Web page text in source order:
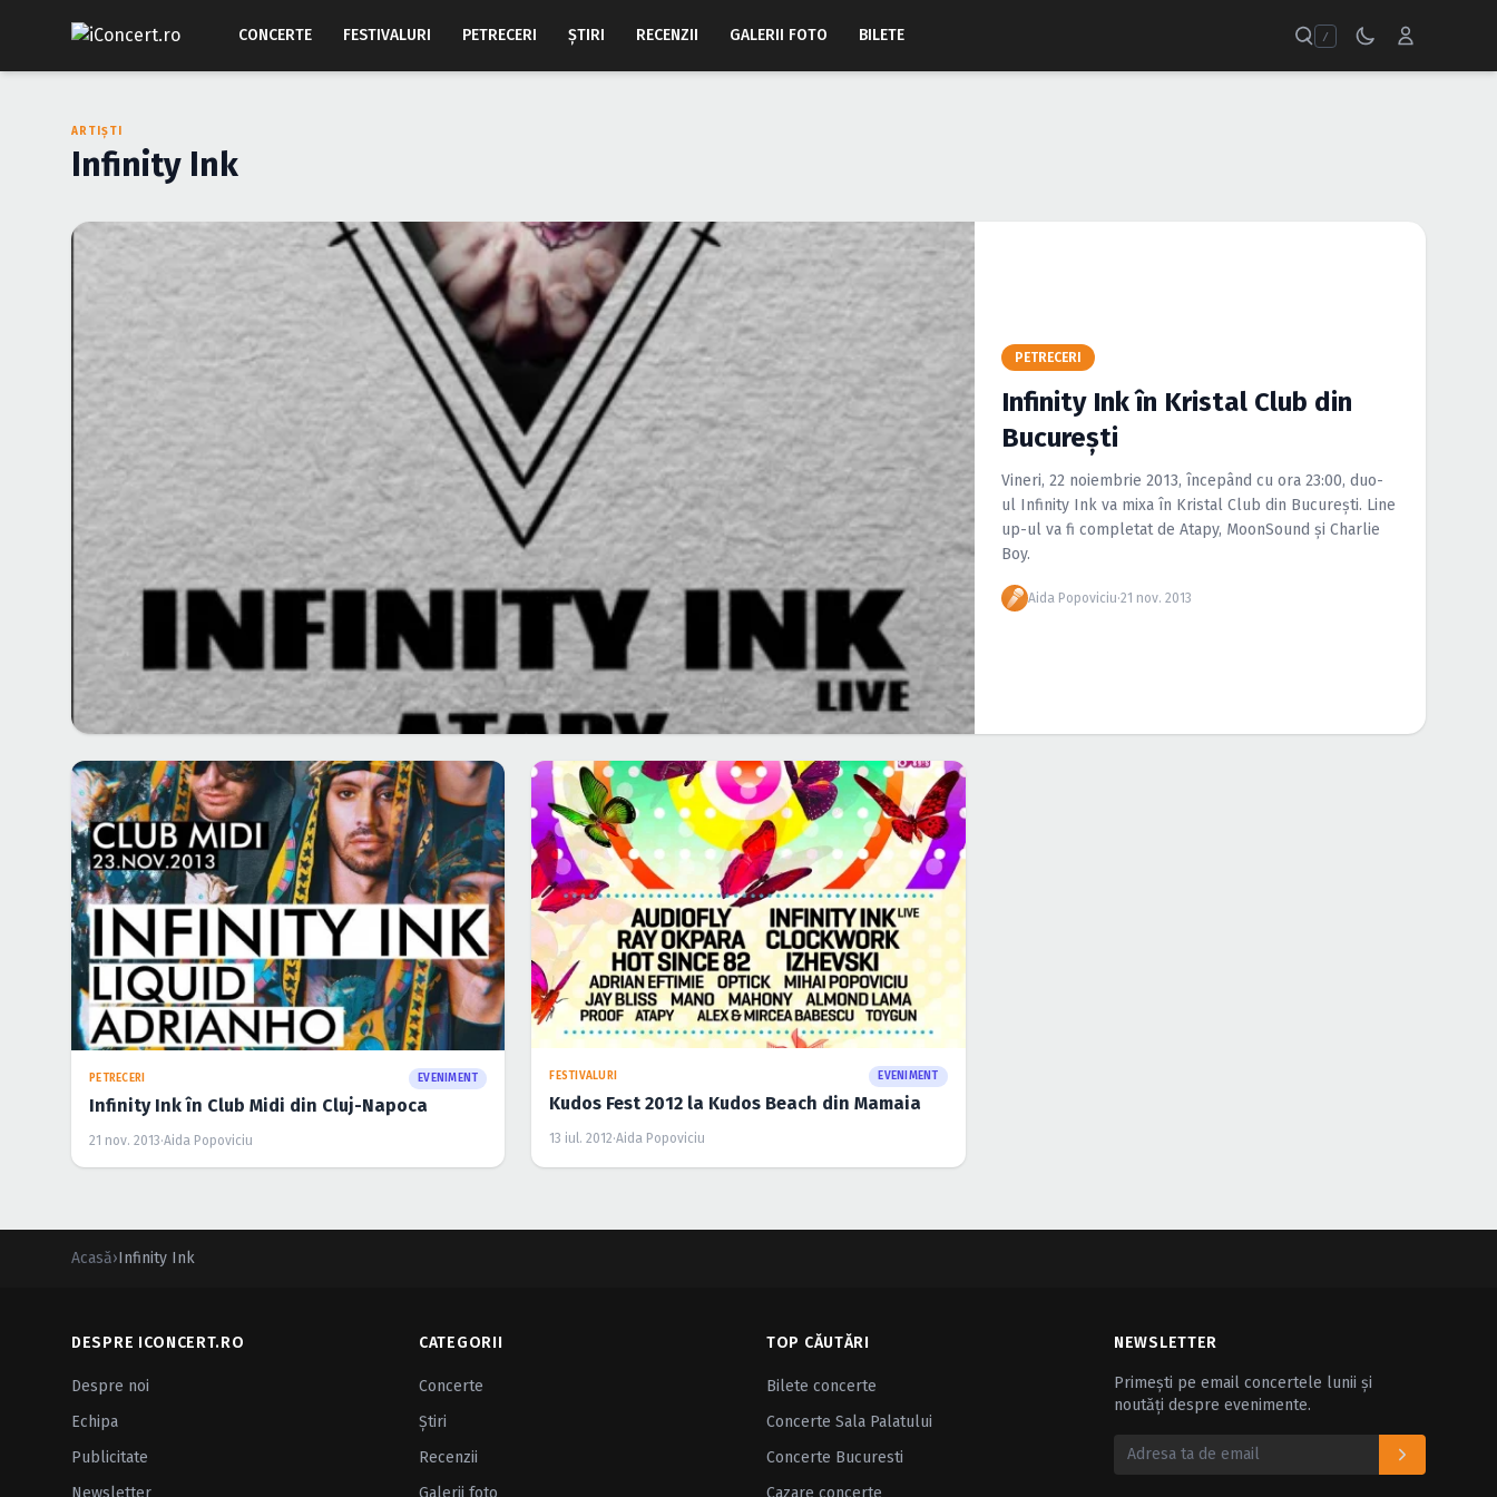
CONCERTE FESTIVALURI PETRECERI ŞTIRI RECENZII GALERII FOTO BILETE /
ARTIȘTI
Infinity Ink
PETRECERI
Infinity Ink în Kristal Club din
Bucureşti
Vineri, 22 noiembrie 2013, începând cu ora 23:00, duo-
ul Infinity Ink va mixa în Kristal Club din Bucureşti. Line
up-ul va fi completat de Atapy, MoonSound şi Charlie
Boy.
Aida Popoviciu·21 nov. 2013
PETRECERI EVENIMENT
Infinity Ink în Club Midi din Cluj-Napoca
21 nov. 2013·Aida Popoviciu
FESTIVALURI EVENIMENT
Kudos Fest 2012 la Kudos Beach din Mamaia
13 iul. 2012·Aida Popoviciu
Acasă›Infinity Ink
DESPRE ICONCERT.RO
Despre noi
Echipa
Publicitate
CATEGORII
Concerte
Ştiri
Recenzii
TOP CĂUTĂRI
Bilete concerte
Concerte Sala Palatului
Concerte Bucuresti
NEWSLETTER
Primești pe email concertele lunii și
noutăți despre evenimente.